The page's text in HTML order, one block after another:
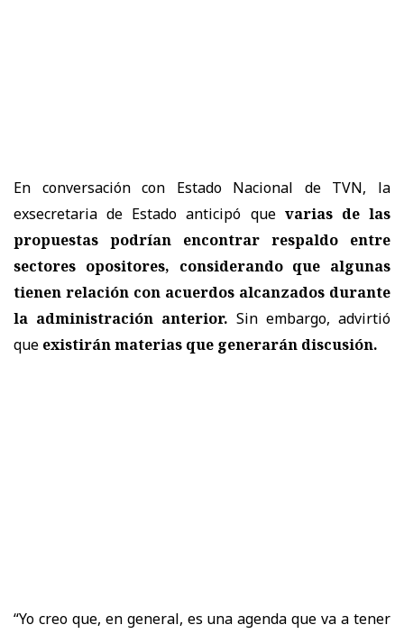
En conversación con Estado Nacional de TVN, la
exsecretaria de Estado anticipó que varias de las
propuestas podrían encontrar respaldo entre
sectores opositores, considerando que algunas
tienen relación con acuerdos alcanzados durante
la administración anterior. Sin embargo, advirtió
que existirán materias que generarán discusión.
“Yo creo que, en general, es una agenda que va a tener